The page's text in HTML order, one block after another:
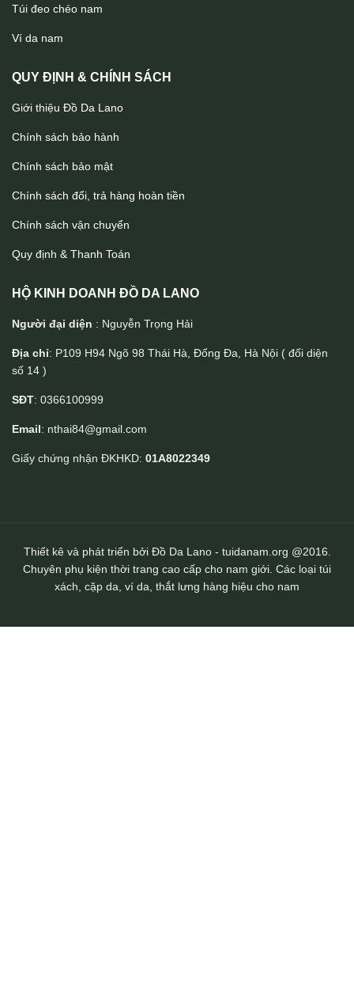
Ví nguyên con da cá sấu dáng đứng VCSTK012
Túi đeo chéo nam
Ví da nam
QUY ĐỊNH & CHÍNH SÁCH
Giới thiệu Đồ Da Lano
Chính sách bảo hành
Chính sách bảo mật
Chính sách đổi, trả hàng hoàn tiền
Chính sách vận chuyển
Quy định & Thanh Toán
HỘ KINH DOANH ĐỒ DA LANO
Người đại diện : Nguyễn Trọng Hải
Địa chỉ: P109 H94 Ngõ 98 Thái Hà, Đống Đa, Hà Nội ( đối diện
số 14 )
SĐT: 0366100999
Email: nthai84@gmail.com
Giấy chứng nhận ĐKHKD: 01A8022349
Thiết kê và phát triển bởi Đồ Da Lano - tuidanam.org @2016.
Chuyên phụ kiện thời trang cao cấp cho nam giới. Các loại túi
xách, cặp da, ví da, thắt lưng hàng hiệu cho nam